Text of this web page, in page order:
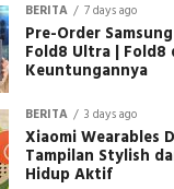
BERITA 7 days ago
Pre-Order
Fold8 Ultra | Fold8
Keuntungannya
BERITA 3 days ago
Xiaomi Wearables
Tampilan Stylish
Hidup Aktif